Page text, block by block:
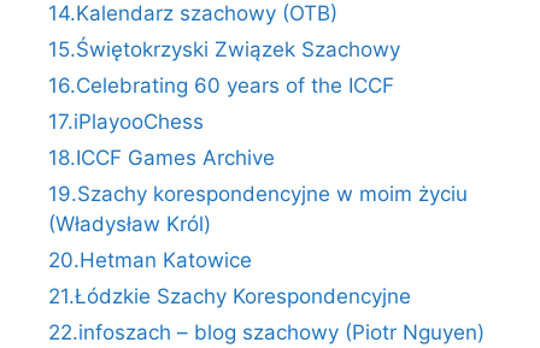
14.Kalendarz szachowy (OTB)
15.Świętokrzyski Związek Szachowy
16.Celebrating 60 years of the ICCF
17.iPlayooChess
18.ICCF Games Archive
19.Szachy korespondencyjne w moim życiu
(Władysław Król)
20.Hetman Katowice
21.Łódzkie Szachy Korespondencyjne
22.infoszach – blog szachowy (Piotr Nguyen)